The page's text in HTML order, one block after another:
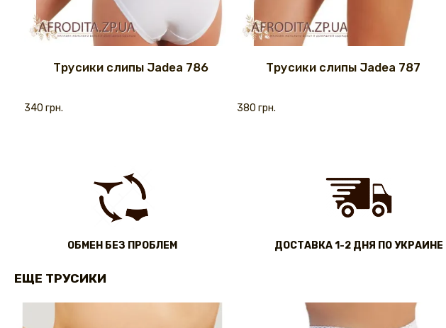
Трусики слипы Jadea 786
340 грн.
Трусики слипы Jadea 787
380 грн.
ОБМЕН БЕЗ ПРОБЛЕМ ДОСТАВКА 1-2 ДНЯ ПО УКРАИНЕ
ЕЩЕ ТРУСИКИ